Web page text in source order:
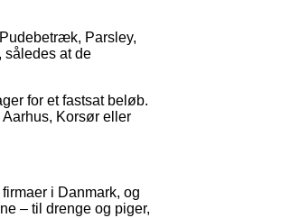
Parsley,
således at de
for et fastsat beløb.
Korsør eller
i Danmark, og
– til drenge og piger,